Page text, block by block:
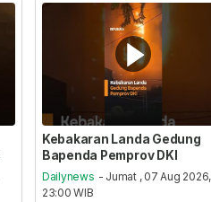
Kebakaran Landa Gedung
Bapenda Pemprov DKI
Dailynews - Jumat , 07 Aug 2026,
23:00 WIB